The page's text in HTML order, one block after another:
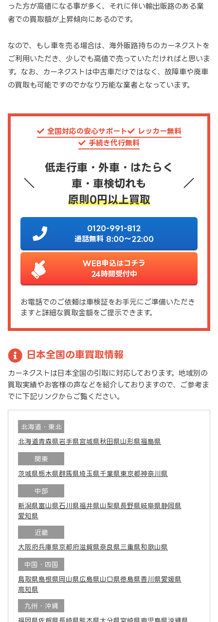
った方が高値になる事が多く、それに伴い輸出販路のある業
者での買取額が上昇傾向にあるのです。
なので、もし車を売る場合は、海外販路持ちのカーネクストを
ご利用いただき、少しでも高値で売っていただければと思いま
す。なお、カーネクストは中古車だけではなく、故障車や廃車
の買取も可能ですのでかなり万能な業者となっています。
全国対応の安心サポート
レッカー無料
手続き代行無料
低走行車・外車・はたらく
車・車検切れも
原則0円以上買取
0120-991-812
通話無料 8:00～22:00
WEB申込はコチラ
24時間受付中
お電話でのご依頼は車検証をお手元にご準備いただき
ますと詳細な買取金額をご提示できます。
日本全国の車買取情報
カーネクストは日本全国の引取に対応しております。地域別の
買取実績やお客様の声などを紹介しておりますので、ご参考ま
でに下記リンクからご覧ください。
北海道・東北
北海道青森県岩手県宮城県秋田県山形県福島県
関東
茨城県栃木県群馬県埼玉県千葉県東京都神奈川県
中部
新潟県富山県石川県福井県山梨県長野県岐阜県静岡県
愛知県
近畿
大阪府兵庫県京都府滋賀県奈良県 三重県和歌山県
中国・四国
鳥取県島根県 岡山県広島県山口県徳島県香川県愛媛県
高知県
九州・沖縄
福岡県佐賀県長崎県熊本県大分県宮崎県鹿児島県沖縄県